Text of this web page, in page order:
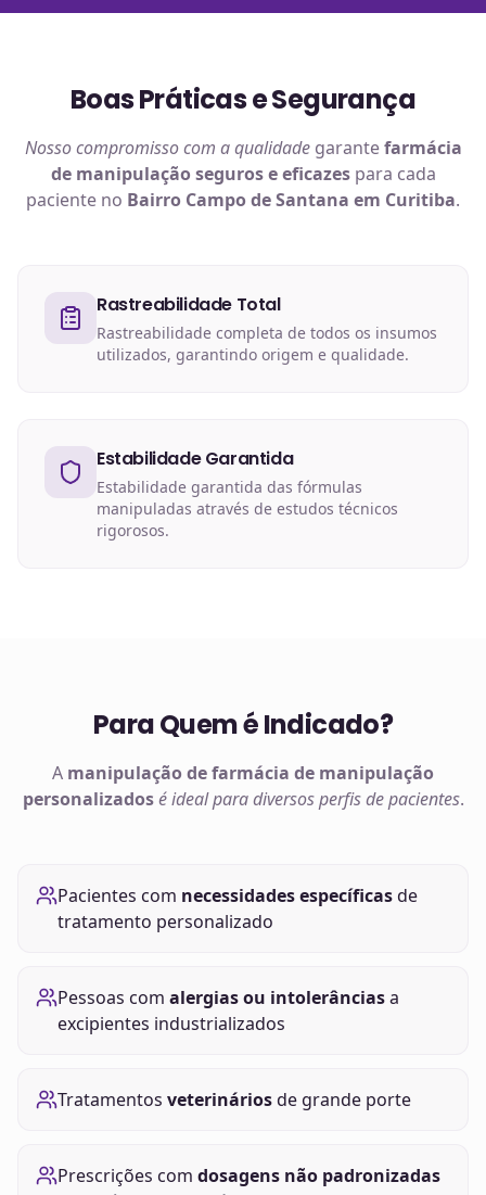
Boas Práticas e Segurança
Nosso compromisso com a qualidadegarantefarmácia
de manipulaçãoseguros e eficazespara cada
paciente no Bairro Campo de Santana em Curitiba.
Rastreabilidade Total
Rastreabilidade completa de todos os insumos
utilizados, garantindo origem e qualidade.
Estabilidade Garantida
Estabilidade garantida das fórmulas
manipuladas através de estudos técnicos
rigorosos.
Para Quem é Indicado?
A manipulação defarmácia de manipulação
personalizados é ideal para diversos perfis de pacientes.
Pacientes com necessidades específicasde
tratamento personalizado
Pessoas com alergias ou intolerânciasa
excipientes industrializados
Tratamentos veterináriosde grande porte
Prescrições com dosagens não padronizadas